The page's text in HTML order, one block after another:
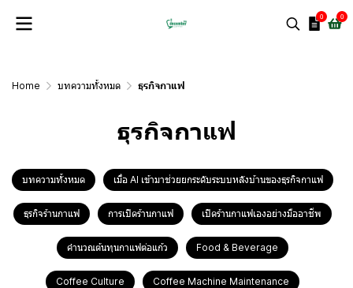
0 0
Home บทความทั้งหมด ธุรกิจกาแฟ
ธุรกิจกาแฟ
บทความทั้งหมด เมื่อ AI เข้ามาช่วยยกระดับระบบหลังบ้านของธุรกิจกาแฟ
ธุรกิจร้านกาแฟ การเปิดร้านกาแฟ เปิดร้านกาแฟเองอย่างมืออาชีพ
คำนวณต้นทุนกาแฟต่อแก้ว Food & Beverage
Coffee Culture Coffee Machine Maintenance